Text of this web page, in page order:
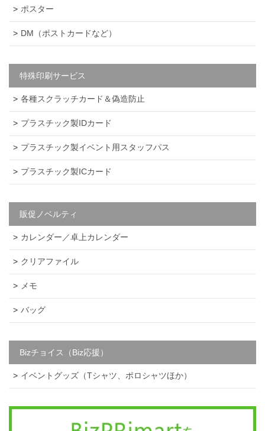
ポスター
DM（ポストカードなど）
特殊印刷サービス
各種スクラッチカード＆偽造防止
プラスチック製IDカード
プラスチック製イベント用スタッフパス
プラスチック製ICカード
販促ノベルティ
カレンダー／卓上カレンダー
クリアファイル
メモ
バッグ
Bizチョイス（Biz応援）
イベントグッズ（Tシャツ、ポロシャツほか）